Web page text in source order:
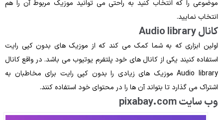
موضوعی را که انتخاب کنید به‌ راحتی می‌ توانید موزیک مربوط آن را هم
انتخاب نمایید.
کانال Audio library
اولین ابزاری که به شما کمک می ‌کند که از موزیک ‌های بدون کپی ‌رایت
استفاده کنیند یکی از کانال ‌های خود پلتفرم یوتیوب می ‌باشد. در واقع کانال
Audio library موزیک‌ های زیادی را بدون کپی ‌رایت برای مخاطبان به
اشتراک می‌ گذارد تا بتواند آن‌ ها را در محتوای خود استفاده کنند.
وب ‌سایت pixabay.com